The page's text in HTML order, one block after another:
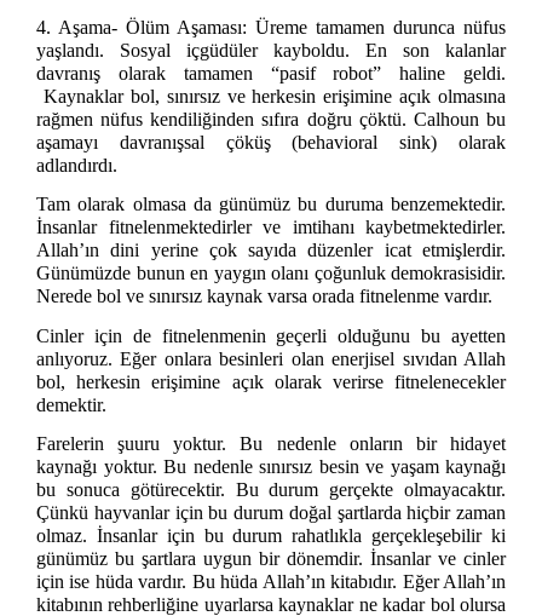
4. Aşama- Ölüm Aşaması: Üreme tamamen durunca nüfus
yaşlandı. Sosyal içgüdüler kayboldu. En son kalanlar
davranış olarak tamamen “pasif robot” haline geldi.
Kaynaklar bol, sınırsız ve herkesin erişimine açık olmasına
rağmen nüfus kendiliğinden sıfıra doğru çöktü. Calhoun bu
aşamayı davranışsal çöküş (behavioral sink) olarak
adlandırdı.
Tam olarak olmasa da günümüz bu duruma benzemektedir.
İnsanlar fitnelenmektedirler ve imtihanı kaybetmektedirler.
Allah’ın dini yerine çok sayıda düzenler icat etmişlerdir.
Günümüzde bunun en yaygın olanı çoğunluk demokrasisidir.
Nerede bol ve sınırsız kaynak varsa orada fitnelenme vardır.
Cinler için de fitnelenmenin geçerli olduğunu bu ayetten
anlıyoruz. Eğer onlara besinleri olan enerjisel sıvıdan Allah
bol, herkesin erişimine açık olarak verirse fitnelenecekler
demektir.
Farelerin şuuru yoktur. Bu nedenle onların bir hidayet
kaynağı yoktur. Bu nedenle sınırsız besin ve yaşam kaynağı
bu sonuca götürecektir. Bu durum gerçekte olmayacaktır.
Çünkü hayvanlar için bu durum doğal şartlarda hiçbir zaman
olmaz. İnsanlar için bu durum rahatlıkla gerçekleşebilir ki
günümüz bu şartlara uygun bir dönemdir. İnsanlar ve cinler
için ise hüda vardır. Bu hüda Allah’ın kitabıdır. Eğer Allah’ın
kitabının rehberliğine uyarlarsa kaynaklar ne kadar bol olursa